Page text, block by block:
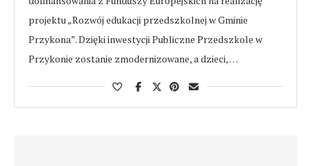
projektu „Rozwój edukacji przedszkolnej w Gminie
Przykona”. Dzięki inwestycji Publiczne Przedszkole w
Przykonie zostanie zmodernizowane, a dzieci, …